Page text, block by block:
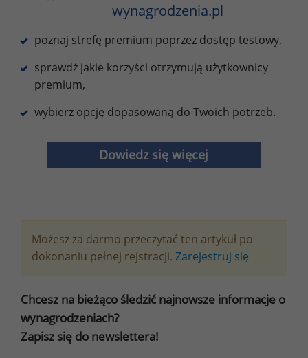
wynagrodzenia.pl
poznaj strefę premium poprzez dostęp testowy,
sprawdź jakie korzyści otrzymują użytkownicy
premium,
wybierz opcję dopasowaną do Twoich potrzeb.
Dowiedz się więcej
Możesz za darmo przeczytać ten artykuł po
dokonaniu pełnej rejstracji. Zarejestruj się
Chcesz na bieżąco śledzić najnowsze informacje o
wynagrodzeniach?
Zapisz się do newslettera!